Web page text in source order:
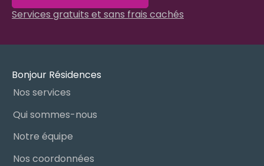
Services gratuits et sans frais cachés
Bonjour Résidences
Nos services
Qui sommes-nous
Notre équipe
Nos coordonnées